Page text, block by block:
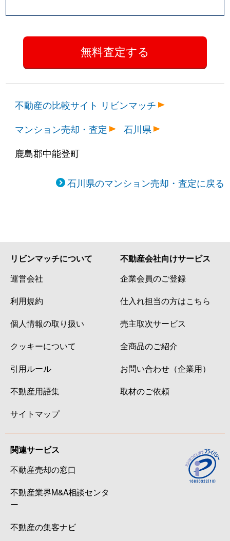
不動産の比較サイト リビンマッチ
マンション売却・査定
石川県
鹿島郡中能登町
石川県のマンション売却・査定に戻る
リビンマッチについて
運営会社
利用規約
個人情報の取り扱い
クッキーについて
引用ルール
不動産用語集
サイトマップ
不動産会社向けサービス
企業会員のご登録
仕入れ担当の方はこちら
売主取次サービス
全商品のご紹介
お問い合わせ（企業用）
取材のご依頼
関連サービス
不動産売却の窓口
不動産業界M&A相談センタ
ー
不動産の集客ナビ